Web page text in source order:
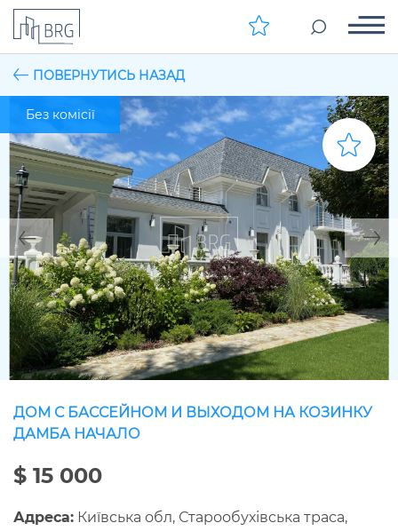
ПОВЕРНУТИСЬ НАЗАД
Без комісії
ДОМ С БАССЕЙНОМ И ВЫХОДОМ НА КОЗИНКУ
ДАМБА НАЧАЛО
$ 15 000
Адреса: Київська обл, Старообухівська траса,